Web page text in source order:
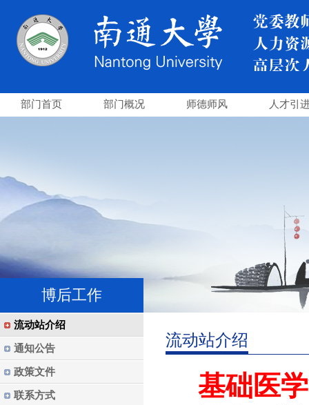
部门首页 部门概况 师德师风 人才引
博后工作
流动站介绍
通知公告
政策文件
联系方式
流动站介绍
基础医